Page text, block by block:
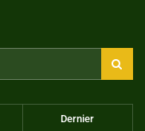
Dernier